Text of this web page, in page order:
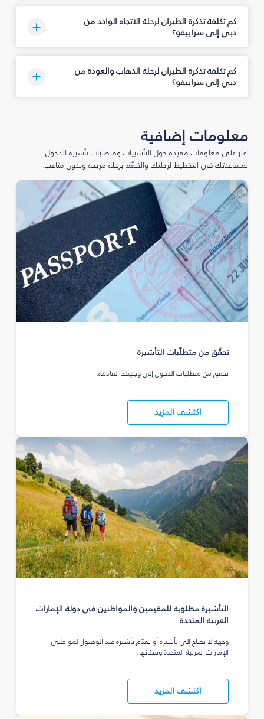
كم تكلفة تذكرة الطيران لرحلة الاتجاه الواحد من
دبي إلى سراييفو؟
كم تكلفة تذكرة الطيران لرحلة الذهاب والعودة من
دبي إلى سراييفو؟
معلومات إضافية
اعثر على معلومات مفيدة حول التأشيرات ومتطلبات تأشيرة الدخول
لمساعدتك في التخطيط لرحلتك والتنعّم برحلة مريحة وبدون متاعب.
تحقّق من متطلّبات التأشيرة
تحقق من متطلبات الدخول إلى وجهتك القادمة.
اكتشف المزيد
التأشيرة مطلوبة للمقيمين والمواطنين في دولة الإمارات
العربية المتحدة
وجهة لا تحتاج إلى تأشيرة أو تقدّم تأشيرة عند الوصول لمواطني
الإمارات العربية المتحدة وسكانها.
اكتشف المزيد